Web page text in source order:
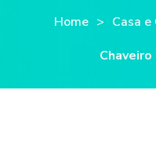
Home Casa e